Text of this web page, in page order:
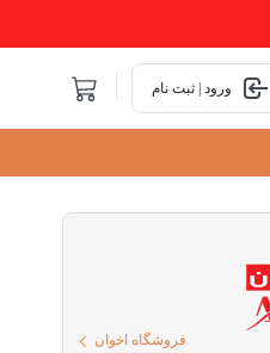
ورود | ثبت نام
فروشگاه اخوان